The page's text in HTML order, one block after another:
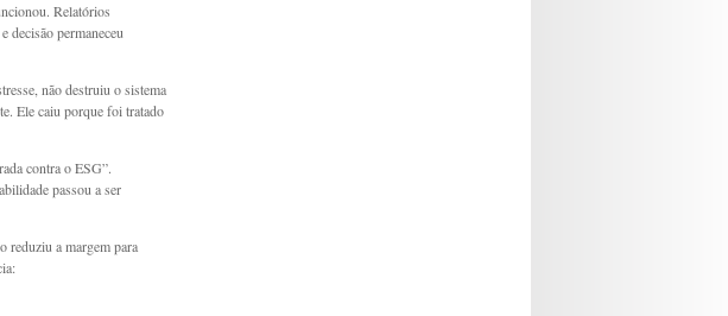
Relatórios
decisão permaneceu
não destruiu o sistema
Ele caiu porque foi tratado
contra o ESG”.
passou a ser
reduziu a margem para